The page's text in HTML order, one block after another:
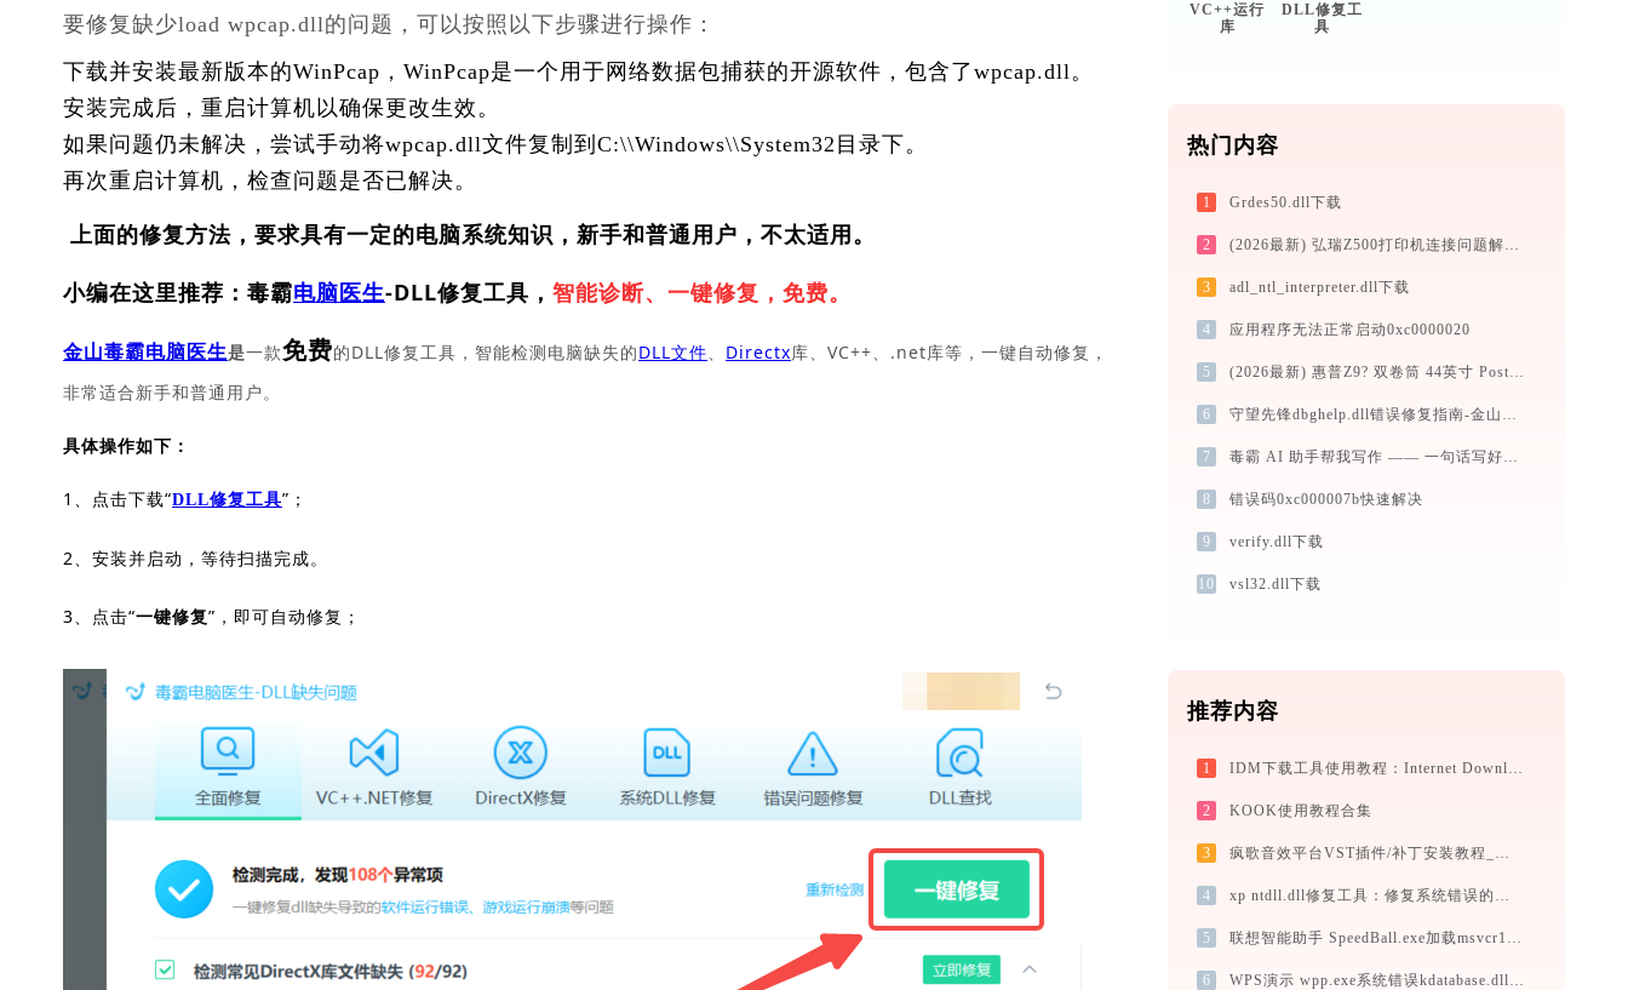
要修复缺少load wpcap.dll的问题，可以按照以下步骤进行操作：
下载并安装最新版本的WinPcap，WinPcap是一个用于网络数据包捕获的开源软件，包含了wpcap.dll。
安装完成后，重启计算机以确保更改生效。
如果问题仍未解决，尝试手动将wpcap.dll文件复制到C:\\Windows\\System32目录下。
再次重启计算机，检查问题是否已解决。
上面的修复方法，要求具有一定的电脑系统知识，新手和普通用户，不太适用。
小编在这里推荐：毒霸电脑医生-DLL修复工具， 智能诊断、一键修复，免费。
金山毒霸电脑医生是一款免费的DLL修复工具，智能检测电脑缺失的DLL文件、 Directx库、VC++、.net库等，一键自动修复，
非常适合新手和普通用户。
具体操作如下：
1、点击下载“DLL修复工具”；
2、安装并启动，等待扫描完成。
3、点击“一键修复”，即可自动修复；
VC++运行
库
DLL修复工
具
热门内容
1 Grdes50.dll下载
2 (2026最新) 弘瑞Z500打印机连接问题解决方法-金山毒霸
3 adl_ntl_interpreter.dll下载
4 应用程序无法正常启动0xc0000020
5 (2026最新) 惠普Z9? 双卷筒 44英寸 Postscript打印机连接问题解决方法 -金山毒霸
6 守望先锋dbghelp.dll错误修复指南-金山毒霸
7 毒霸 AI 助手帮我写作 —— 一句话写好活动策划方案
8 错误码0xc000007b快速解决
9 verify.dll下载
10 vsl32.dll下载
推荐内容
1 IDM下载工具使用教程：Internet Download Manager高速下载与视频抓取完全指南
2 KOOK使用教程合集
3 疯歌音效平台VST插件/补丁安装教程_如何加载插件效果包
4 xp ntdll.dll修复工具：修复系统错误的最佳选择-金山毒霸
5 联想智能助手 SpeedBall.exe加载msvcr100.dll文件丢失处理办法
6 WPS演示 wpp.exe系统错误kdatabase.dll丢失如何解决